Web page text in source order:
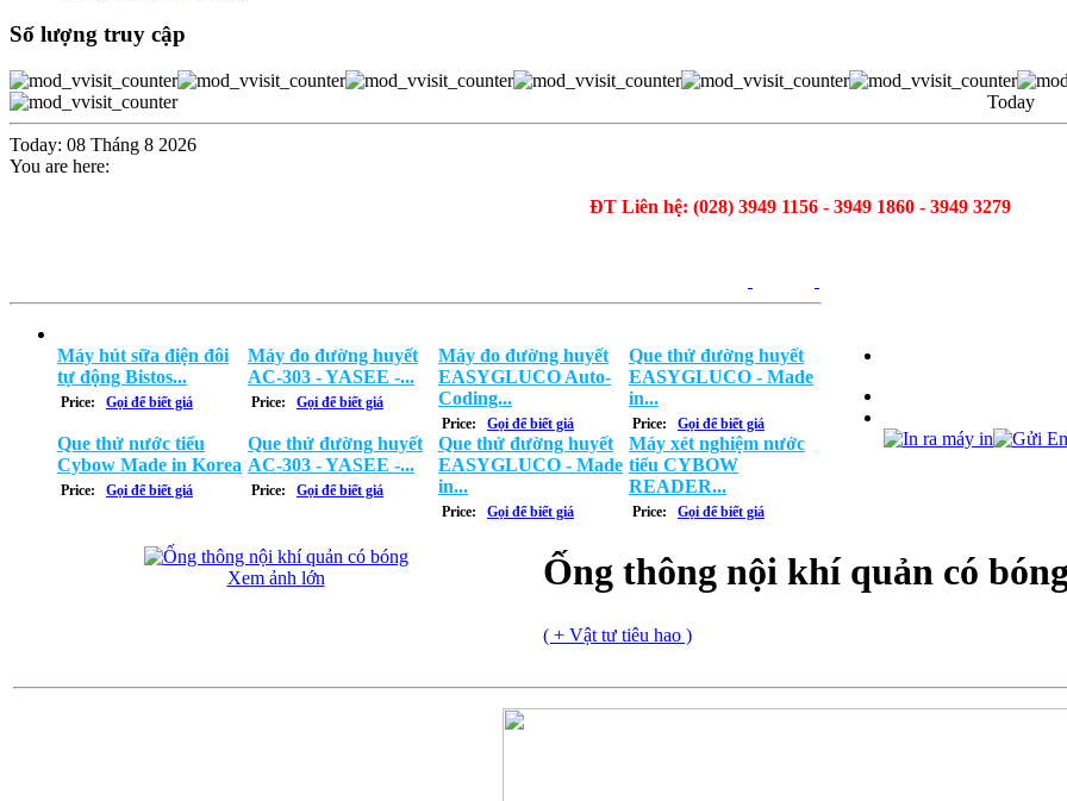
Số lượng truy cập
Today
Today: 08 Tháng 8 2026
You are here:
ĐT Liên hệ: (028) 3949 1156 - 3949 1860 - 3949 3279
Máy hút sữa điện đôi
tự động Bistos...
Price: Gọi để biết giá
Máy đo đường huyết
AC-303 - YASEE -...
Price: Gọi để biết giá
Máy đo đường huyết
EASYGLUCO Auto-
Coding...
Price: Gọi để biết giá
Que thử đường huyết
EASYGLUCO - Made
in...
Price: Gọi để biết giá
Que thử nước tiểu
Cybow Made in Korea
Price: Gọi để biết giá
Que thử đường huyết
AC-303 - YASEE -...
Price: Gọi để biết giá
Que thử đường huyết
EASYGLUCO - Made
in...
Price: Gọi để biết giá
Máy xét nghiệm nước
tiểu CYBOW
READER...
Price: Gọi để biết giá
Xem ảnh lớn Ống thông nội khí quản có
( + Vật tư tiêu hao )